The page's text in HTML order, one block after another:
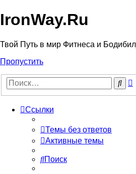
IronWay.Ru
Твой Путь в мир Фитнеса и
Пропустить
Ссылки
Темы без ответов
Активные темы
Поиск